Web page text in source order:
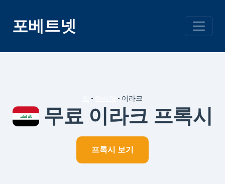
포베트넷
- - 이라크
무료 이라크 프록시
프록시 보기